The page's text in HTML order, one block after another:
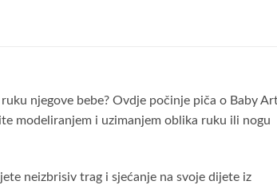
njegove bebe? Ovdje počinje piča o Baby
modeliranjem i uzimanjem oblika ruku ili nogu
neizbrisiv trag i sjećanje na svoje dijete iz